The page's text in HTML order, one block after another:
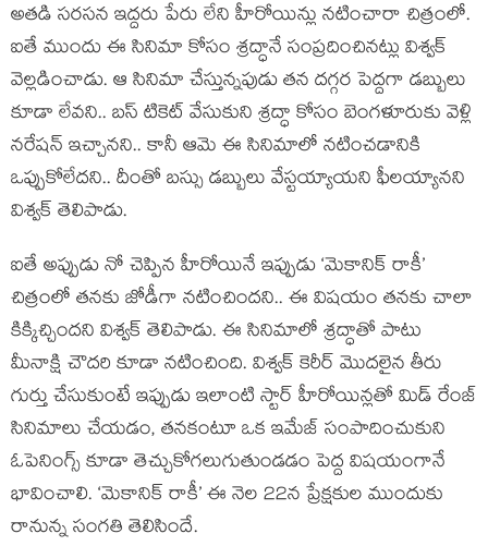
అతడి సరసన ఇద్దరు పేరు లేని హీరోయిన్లు నటించారా చిత్రంలో.
ఐతే ముందు ఈ సినిమా కోసం శ్రద్ధానే సంప్రదించినట్లు విశ్వక్
వెల్లడించాడు. ఆ సినిమా చేస్తున్నపుడు తన దగ్గర పెద్దగా డబ్బులు
కూడా లేవని.. బస్ టికెట్ వేసుకుని శ్రద్ధా కోసం బెంగళూరుకు వెళ్లి
నరేషన్ ఇచ్చానని.. కానీ ఆమె ఈ సినిమాలో నటించడానికి
ఒప్పుకోలేదని.. దీంతో బస్సు డబ్బులు వేస్టయ్యాయని ఫీలయ్యానని
విశ్వక్ తెలిపాడు.
ఐతే అప్పుడు నో చెప్పిన హీరోయినే ఇప్పుడు ‘మెకానిక్ రాకీ’
చిత్రంలో తనకు జోడీగా నటించిందని.. ఈ విషయం తనకు చాలా
కిక్కిచ్చిందని విశ్వక్ తెలిపాడు. ఈ సినిమాలో శ్రద్ధాతో పాటు
మీనాక్షి చౌదరి కూడా నటించింది. విశ్వక్ కెరీర్ మొదలైన తీరు
గుర్తు చేసుకుంటే ఇప్పుడు ఇలాంటి స్టార్ హీరోయిన్లతో మిడ్ రేంజ్
సినిమాలు చేయడం, తనకంటూ ఒక ఇమేజ్ సంపాదించుకుని
ఓపెనింగ్స్ కూడా తెచ్చుకోగలుగుతుండడం పెద్ద విషయంగానే
భావించాలి. ‘మెకానిక్ రాకీ’ ఈ నెల 22న ప్రేక్షకుల ముందుకు
రానున్న సంగతి తెలిసిందే.